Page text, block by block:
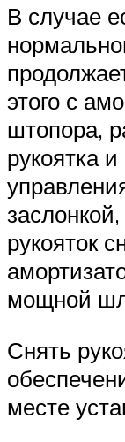
В случае
этого с
штопора,
рукоятка
рукояток
мощной
Снять
месте